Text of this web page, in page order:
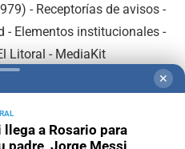
- Receptorías de avisos -
- Elementos institucionales-
Litoral - MediaKit
✕
a Rosario para
padre, Jorge Messi